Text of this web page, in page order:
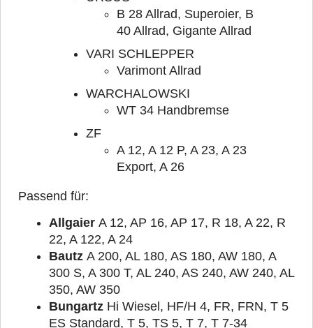
B 28 Allrad, Superoier, B
40 Allrad, Gigante Allrad
VARI SCHLEPPER
Varimont Allrad
WARCHALOWSKI
WT 34 Handbremse
ZF
A 12, A 12 P, A 23, A 23
Export, A 26
Passend für:
Allgaier A 12, AP 16, AP 17, R 18, A 22, R
22, A 122, A 24
Bautz A 200, AL 180, AS 180, AW 180, A
300 S, A 300 T, AL 240, AS 240, AW 240, AL
350, AW 350
Bungartz Hi Wiesel, HF/H 4, FR, FRN, T 5
ES Standard, T 5, TS 5, T 7, T 7-34